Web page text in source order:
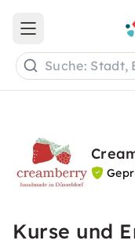
Open main menu
Suche: Stadt,
Kurse und